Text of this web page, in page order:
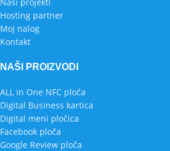
Hosting partner
Moj nalog
Kontakt
NAŠI PROIZVODI
ALL in One NFC ploča
Digital Business kartica
Digital meni pločica
Facebook ploča
Google Review ploča